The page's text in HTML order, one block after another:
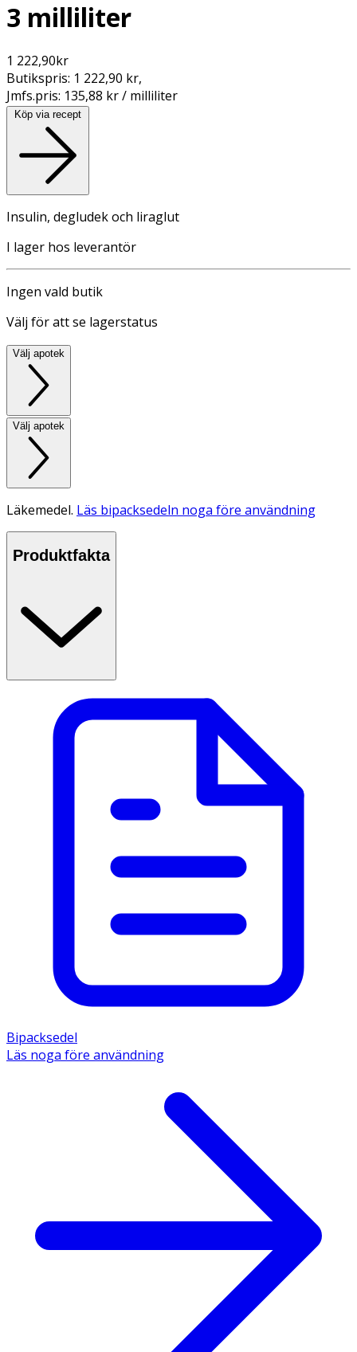
3 milliliter
1 222,90kr
Butikspris: 1 222,90 kr,
Jmfs.pris: 135,88 kr / milliliter
Köp via recept
Insulin, degludek och liraglut
I lager hos leverantör
Ingen vald butik
Välj för att se lagerstatus
Välj apotek
Välj apotek
Läkemedel. Läs bipacksedeln noga före användning
Produktfakta
Bipacksedel
Läs noga före användning